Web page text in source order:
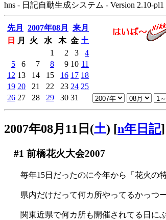
hns - 日記自動生成システム - Version 2.10-pl1
先月 2007年08月
来月
日
月 火 水 木 金 土
1
2 3
4
5
6 7 8 9 10 11
12 13 14 15 16 17 18
19 20 21 22 23 24 25
26 27 28 29 30 31
2007年08月11日(土) [n年日記]
#1 前橋花火大会2007
毎年15日だったのに今年から「花火の
県内だけだって何カ所やってるかっつー
関東近県で何カ所も開催されてる日に